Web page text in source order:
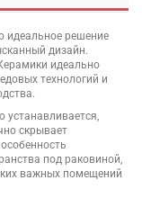
идеальное решение
дизайн.
идеально
технологий и
устанавливается,
скрывает
под раковиной,
важных помещений